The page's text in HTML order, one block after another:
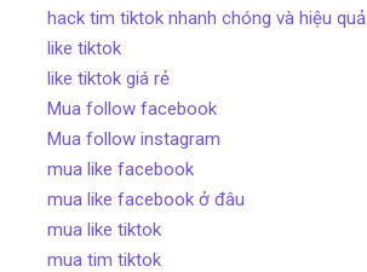
hack tim tiktok nhanh chóng và hiệu quả
like tiktok
like tiktok giá rẻ
Mua follow facebook
Mua follow instagram
mua like facebook
mua like facebook ở đâu
mua like tiktok
mua tim tiktok